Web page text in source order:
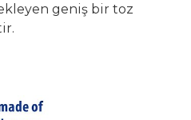
geniş bir toz